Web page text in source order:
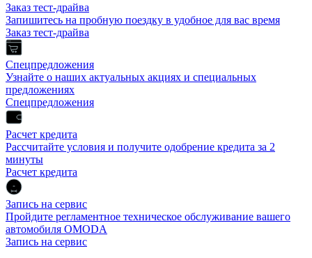
Заказ тест-драйва
Запишитесь на пробную поездку в удобное для вас время
Заказ тест-драйва
Спецпредложения
Узнайте о наших актуальных акциях и специальных
предложениях
Спецпредложения
Расчет кредита
Рассчитайте условия и получите одобрение кредита за 2
минуты
Расчет кредита
Запись на сервис
Пройдите регламентное техническое обслуживание вашего
автомобиля OMODA
Запись на сервис